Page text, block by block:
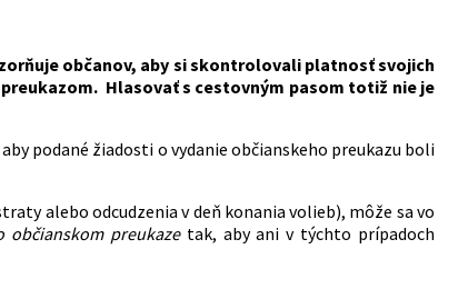
občanov, aby si skontrolovali platnosť svojich
Hlasovať s cestovným pasom totiž nie je
podané žiadosti o vydanie občianskeho preukazu boli
alebo odcudzenia v deň konania volieb), môže sa vo
občianskom preukazetak, aby ani v týchto prípadoch